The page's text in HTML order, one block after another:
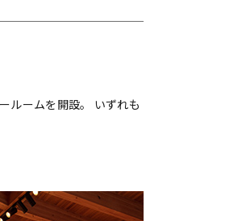
ルームを開設。 いずれも